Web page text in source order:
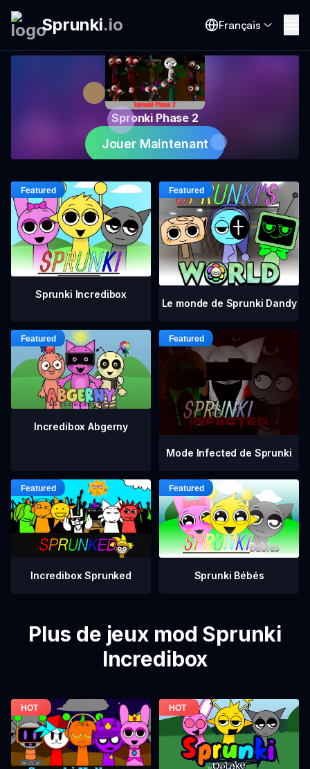
Sprunki.io Français
Spronki Phase 2
Jouer Maintenant
Sprunki Incredibox
Le monde de Sprunki Dandy
Incredibox Abgerny
Mode Infected de Sprunki
Incredibox Sprunked Sprunki Bébés
Plus de jeux mod Sprunki
Incredibox